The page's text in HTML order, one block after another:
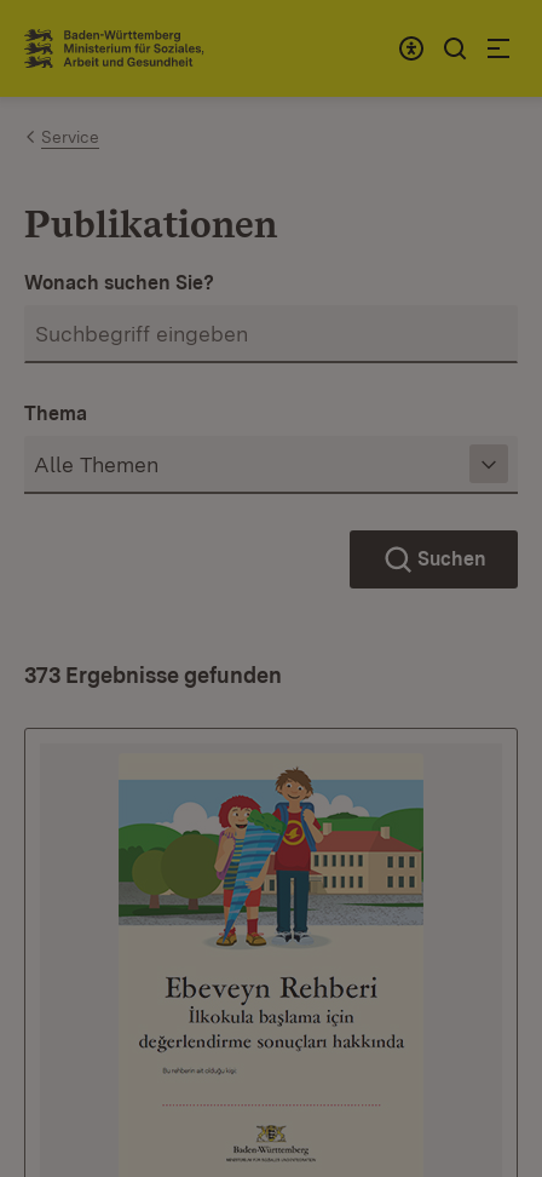
Zum Inhalt springen
Link zur Startseite
Service
Publikationen
Wonach suchen Sie?
Thema
Suchen
373 Ergebnisse gefunden